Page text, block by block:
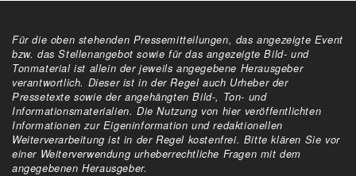
Für die oben stehenden Pressemitteilungen, das angezeigte Event
bzw. das Stellenangebot sowie für das angezeigte Bild- und
Tonmaterial ist allein der jeweils angegebene Herausgeber
verantwortlich. Dieser ist in der Regel auch Urheber der
Pressetexte sowie der angehängten Bild-, Ton- und
Informationsmaterialien. Die Nutzung von hier veröffentlichten
Informationen zur Eigeninformation und redaktionellen
Weiterverarbeitung ist in der Regel kostenfrei. Bitte klären Sie vor
einer Weiterverwendung urheberrechtliche Fragen mit dem
angegebenen Herausgeber.